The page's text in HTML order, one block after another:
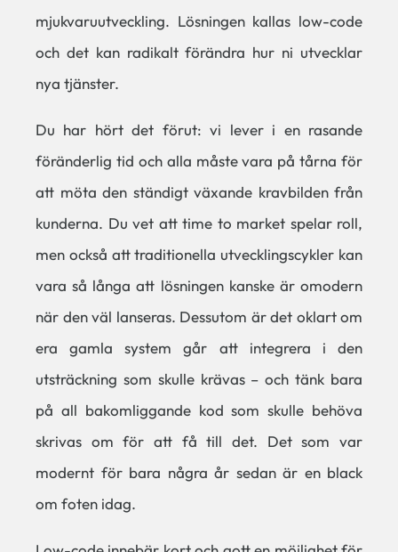
mjukvaruutveckling. Lösningen kallas low-code
och det kan radikalt förändra hur ni utvecklar
nya tjänster.
Du har hört det förut: vi lever i en rasande
föränderlig tid och alla måste vara på tårna för
att möta den ständigt växande kravbilden från
kunderna. Du vet att time to market spelar roll,
men också att traditionella utvecklingscykler kan
vara så långa att lösningen kanske är omodern
när den väl lanseras. Dessutom är det oklart om
era gamla system går att integrera i den
utsträckning som skulle krävas – och tänk bara
på all bakomliggande kod som skulle behöva
skrivas om för att få till det. Det som var
modernt för bara några år sedan är en black
om foten idag.